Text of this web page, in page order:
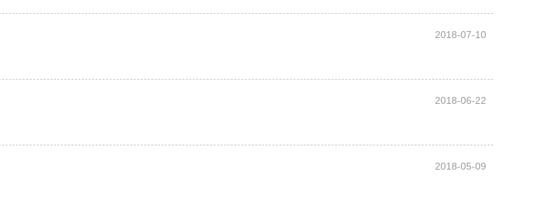
2018-07-10
2018-06-22
2018-05-09